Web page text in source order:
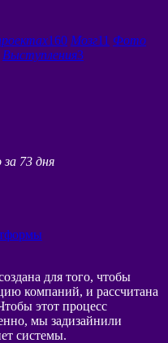
160 Мозг11 Фото
Выступления3
за 73 дня
для того, чтобы
компаний, и рассчитана
этот процесс
мы задизайнили
системы.